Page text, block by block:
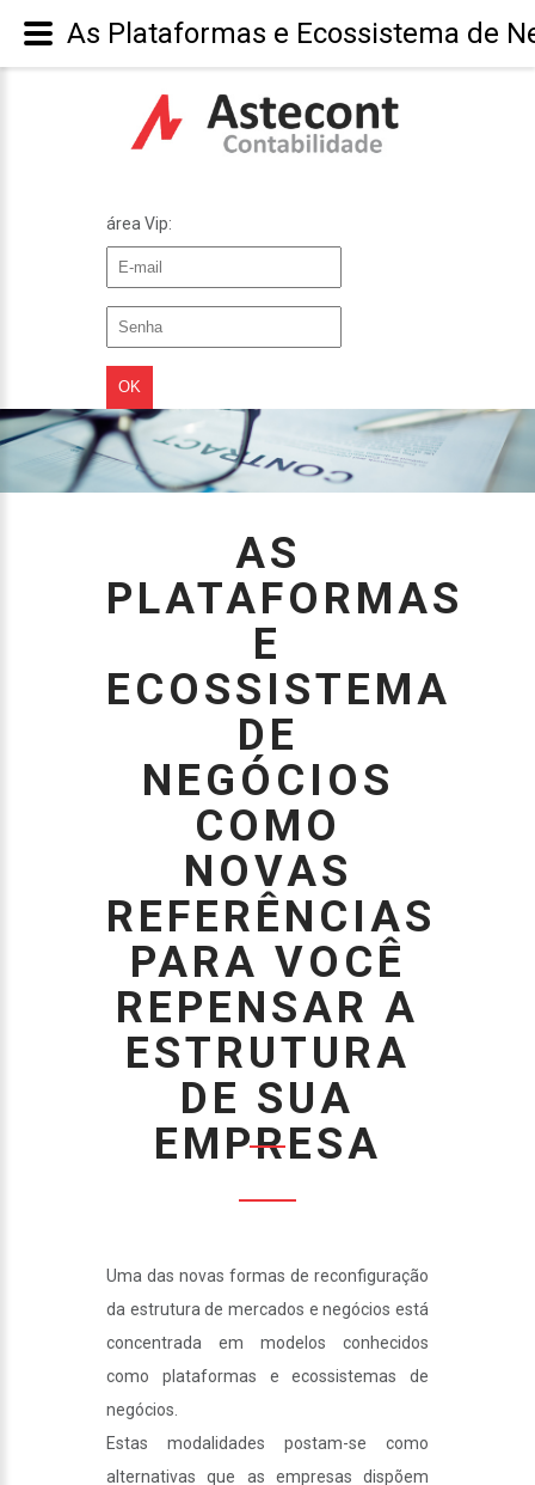
área Vip:
AS
PLATAFORMAS
E
ECOSSISTEMA
DE
NEGÓCIOS
COMO
NOVAS
REFERÊNCIAS
PARA VOCÊ
REPENSAR A
ESTRUTURA
DE SUA
EMPRESA
Uma das novas formas de reconfiguração
da estrutura de mercados e negócios está
concentrada em modelos conhecidos
como plataformas e ecossistemas de
negócios.
Estas modalidades postam-se como
alternativas que as empresas dispõem
As Plataformas e Ecossistema de